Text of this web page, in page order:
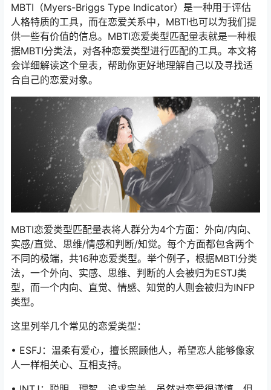
MBTI（Myers-Briggs Type Indicator）是一种用于评估
人格特质的工具，而在恋爱关系中，MBTI也可以为我们提
供一些有价值的信息。MBTI恋爱类型匹配量表就是一种根
据MBTI分类法，对各种恋爱类型进行匹配的工具。本文将
会详细解读这个量表，帮助你更好地理解自己以及寻找适
合自己的恋爱对象。
MBTI恋爱类型匹配量表将人群分为4个方面：外向/内向、
实感/直觉、思维/情感和判断/知觉。每个方面都包含两个
不同的极端，共16种恋爱类型。举个例子，根据MBTI分类
法，一个外向、实感、思维、判断的人会被归为ESTJ类
型，而一个内向、直觉、情感、知觉的人则会被归为INFP
类型。
这里列举几个常见的恋爱类型：
• ESFJ：温柔有爱心，擅长照顾他人，希望恋人能够像家
人一样相关心、互相支持。